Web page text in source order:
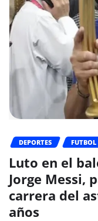
DEPORTES FUTBOL
Luto en el
Jorge Messi,
carrera del
años